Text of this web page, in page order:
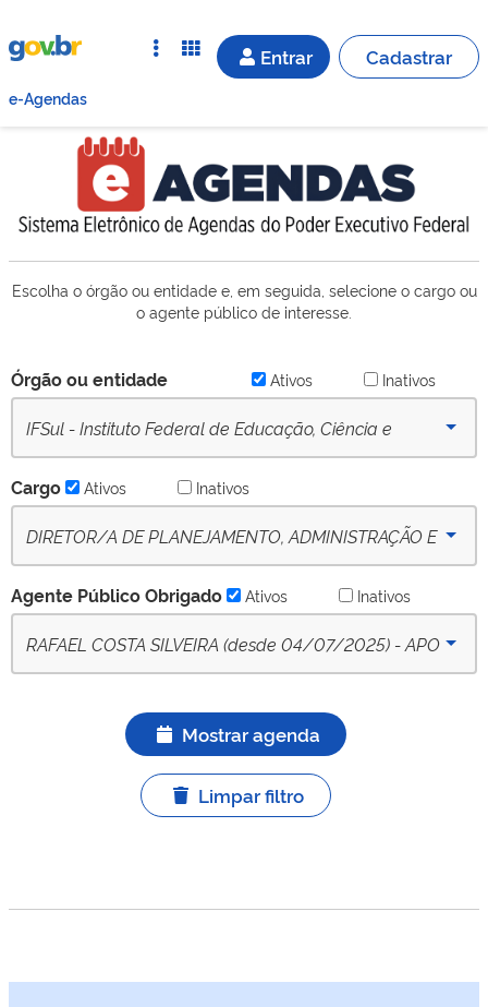
Entrar Cadastrar
e-Agendas
Escolha o órgão ou entidade e, em seguida, selecione o cargo ou
o agente público de interesse.
Órgão ou entidade Ativos Inativos
IFSul - Instituto Federal de Educação, Ciência e
Ativo
Cargo Ativos Inativos
DIRETOR/A DE PLANEJAMENTO, ADMINISTRAÇÃO E
09-10-2022) - Ativo
Agente Público Obrigado Ativos Inativos
RAFAEL COSTA SILVEIRA (desde 04/07/2025) - APO
Mostrar agenda
Limpar filtro